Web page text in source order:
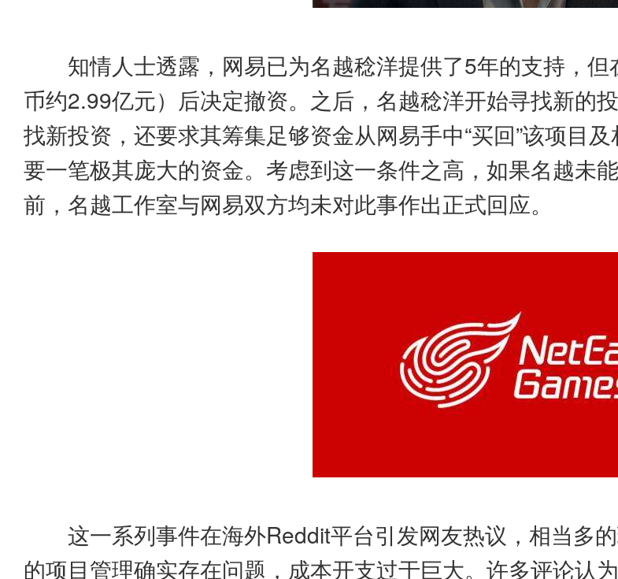
知情人士透露，网易已为名越稔洋提供了5年的支持，
币约2.99亿元）后决定撤资。之后，名越稔洋开始寻找新的
找新投资，还要求其筹集足够资金从网易手中“买回”该项目
要一笔极其庞大的资金。考虑到这一条件之高，如果名越未
前，名越工作室与网易双方均未对此事作出正式回应。
这一系列事件在海外Reddit平台引发网友热议，相当多
的项目管理确实存在问题，成本开支过于巨大。许多评论认